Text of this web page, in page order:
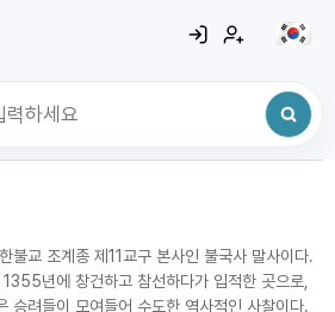
불교 조계종 제11교구 본사인 불국사 말사이다.
년에 창건하고 참선하다가 입적한 곳으로,
승려들이 모여들어 수도한 역사적인 사찰이다.